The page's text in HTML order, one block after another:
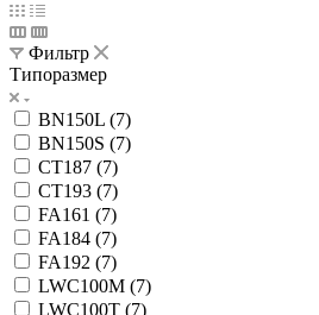
Фильтр
Типоразмер
BN150L (7)
BN150S (7)
CT187 (7)
CT193 (7)
FA161 (7)
FA184 (7)
FA192 (7)
LWC100M (7)
LWC100T (7)